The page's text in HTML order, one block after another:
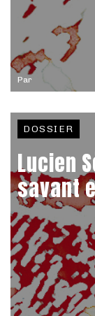
Par
DOSSIER
Lucien
savant